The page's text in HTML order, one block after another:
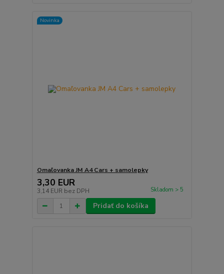
Novinka
Omaľovanka JM A4 Cars + samolepky
3,30 EUR
3,14 EUR bez DPH Skladom > 5
Pridať do košíka